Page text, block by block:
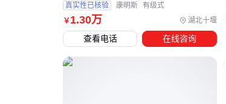
￥1.30万 湖北十堰
真实性已核验 康明斯 有级式
查看电话 在线咨询